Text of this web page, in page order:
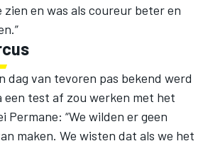
en was als coureur beter en
dag van tevoren pas bekend werd
een test af zou werken met het
Permane: “We wilden er geen
maken. We wisten dat als we het